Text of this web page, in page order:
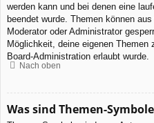
werden kann und bei denen eine
beendet wurde. Themen können
Moderator oder Administrator
Möglichkeit, deine eigenen
Board-Administration erlaubt wurde.
Nach oben
Was sind Themen-